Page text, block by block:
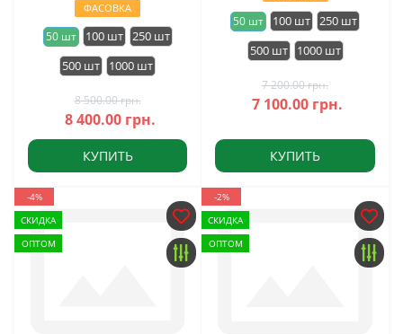
ФАСОВКА
50 шт 100 шт 250 шт
500 шт
1000 шт
8 500.00 грн.
8 400.00 грн.
КУПИТЬ
50 шт 100 шт 250 шт
500 шт
1000 шт
7 200.00 грн.
7 100.00 грн.
КУПИТЬ
-4%
СКИДКА
ОПТОМ
-2%
СКИДКА
ОПТОМ